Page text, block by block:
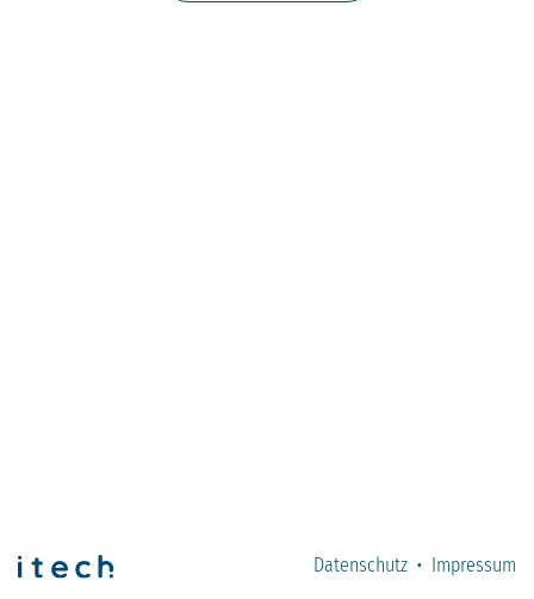
Datenschutz · Impressum